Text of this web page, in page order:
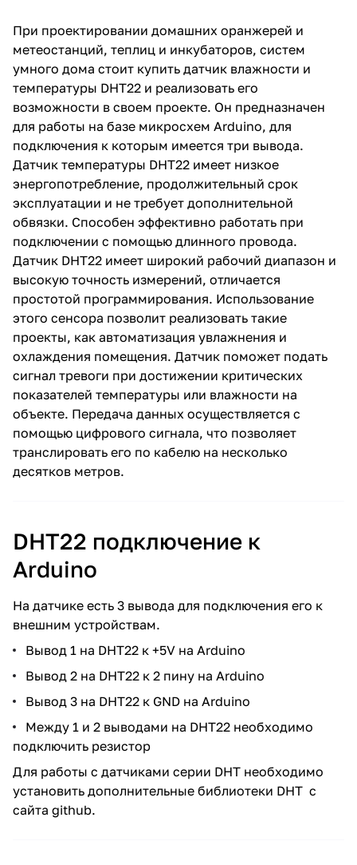
При проектировании домашних оранжерей и
метеостанций, теплиц и инкубаторов, систем
умного дома стоит купить датчик влажности и
температуры DHT22 и реализовать его
возможности в своем проекте. Он предназначен
для работы на базе микросхем Arduino, для
подключения к которым имеется три вывода.
Датчик температуры DHT22 имеет низкое
энергопотребление, продолжительный срок
эксплуатации и не требует дополнительной
обвязки. Способен эффективно работать при
подключении с помощью длинного провода.
Датчик DHT22 имеет широкий рабочий диапазон и
высокую точность измерений, отличается
простотой программирования. Использование
этого сенсора позволит реализовать такие
проекты, как автоматизация увлажнения и
охлаждения помещения. Датчик поможет подать
сигнал тревоги при достижении критических
показателей температуры или влажности на
объекте. Передача данных осуществляется с
помощью цифрового сигнала, что позволяет
транслировать его по кабелю на несколько
десятков метров.
DHT22 подключение к
Arduino
На датчике есть 3 вывода для подключения его к
внешним устройствам.
Вывод 1 на DHT22 к +5V на Arduino
Вывод 2 на DHT22 к 2 пину на Arduino
Вывод 3 на DHT22 к GND на Arduino
Между 1 и 2 выводами на DHT22 необходимо
подключить резистор
Для работы с датчиками серии DHT необходимо
установить дополнительные библиотеки DHT с
сайта github.